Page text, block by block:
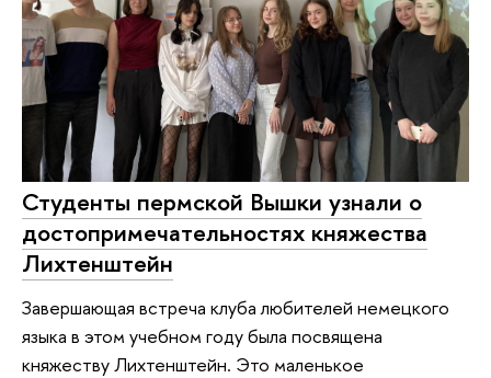
Студенты пермской Вышки узнали о
достопримечательностях княжества
Лихтенштейн
Завершающая встреча клуба любителей немецкого
языка в этом учебном году была посвящена
княжеству Лихтенштейн. Это маленькое